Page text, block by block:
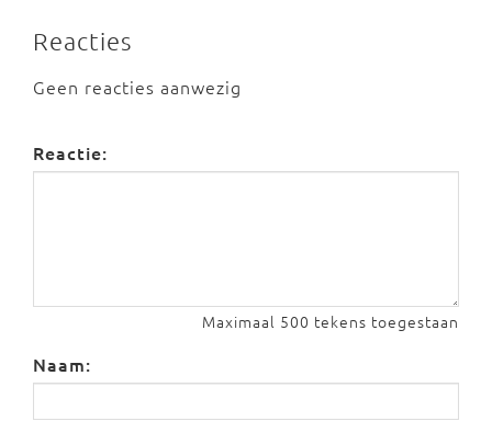
Reacties
Geen reacties aanwezig
Reactie:
Maximaal 500 tekens toegestaan
Naam: